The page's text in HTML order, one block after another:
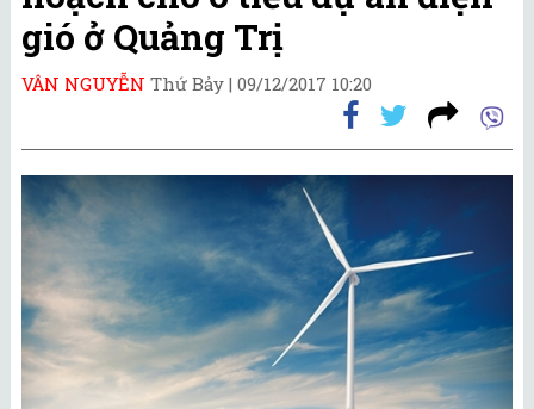
gió ở Quảng Trị
VÂN NGUYỄN Thứ Bảy | 09/12/2017 10:20